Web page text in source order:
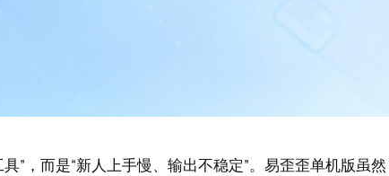
”，而是“新人上手慢、输出不稳定”。易歪歪单机版虽然